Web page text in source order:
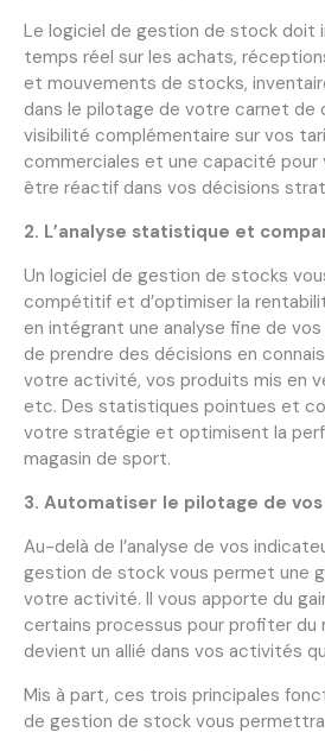
Le logiciel de gestion de stock doit
temps réel sur les achats,
et mouvements de stocks,
dans le pilotage de votre carnet de
visibilité complémentaire sur vos
commerciales et une capacité pour
être réactif dans vos décisions
2. L’analyse statistique et
Un logiciel de gestion de stocks
compétitif et d’optimiser la
en intégrant une analyse fine de
de prendre des décisions en
votre activité, vos produits mis en
etc. Des statistiques pointues et
votre stratégie et optimisent la
magasin de sport.
3. Automatiser le pilotage de
Au-delà de l’analyse de vos
gestion de stock vous permet une
votre activité. Il vous apporte du
certains processus pour profiter du
devient un allié dans vos activités
Mis à part, ces trois principales
de gestion de stock vous